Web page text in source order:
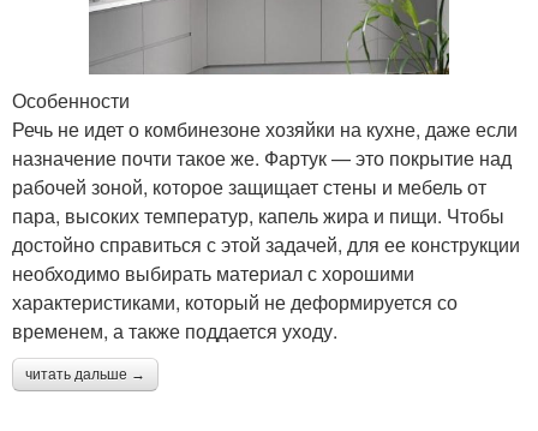
Особенности
Речь не идет о комбинезоне хозяйки на кухне, даже если
назначение почти такое же. Фартук — это покрытие над
рабочей зоной, которое защищает стены и мебель от
пара, высоких температур, капель жира и пищи. Чтобы
достойно справиться с этой задачей, для ее конструкции
необходимо выбирать материал с хорошими
характеристиками, который не деформируется со
временем, а также поддается уходу.
читать дальше →